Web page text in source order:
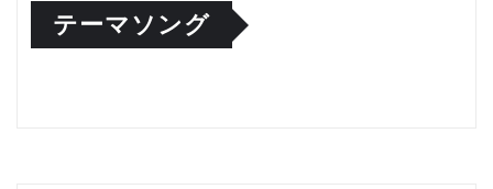
テーマソング